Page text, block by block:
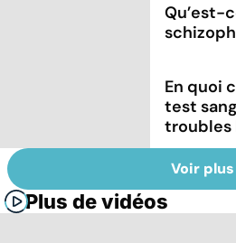
Qu’est-
En quoi
test
troubles
Voir plus
Plus de vidéos